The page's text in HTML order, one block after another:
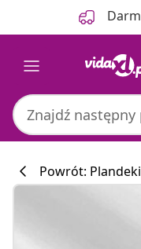
Powrót: Plandeki